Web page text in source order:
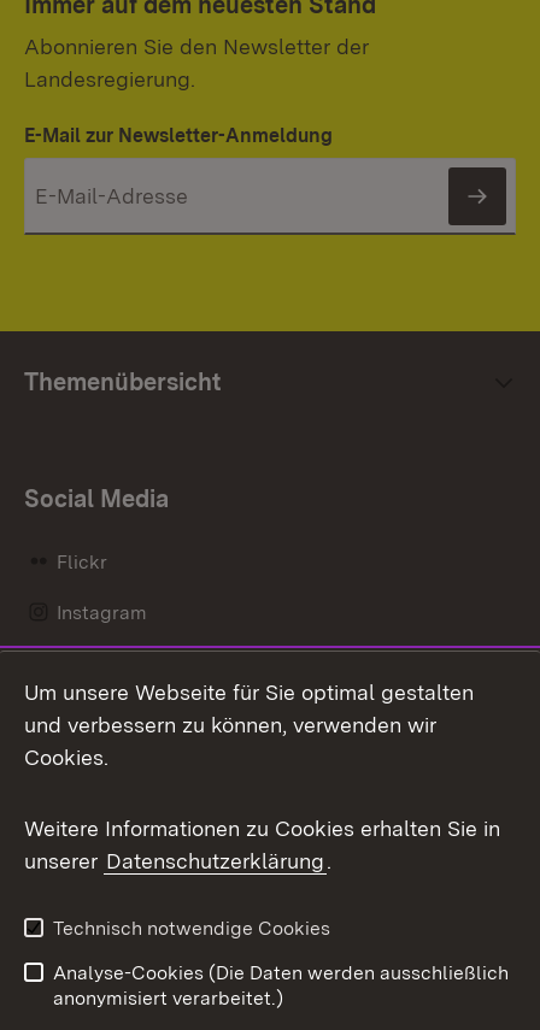
Abonnieren Sie den Newsletter der
Landesregierung.
E-Mail zur Newsletter-Anmeldung
Themenübersicht
Social Media
Flickr
Instagram
Mastodon
Messenger
Social Wall
X / Twitter
Youtube
Um unsere Webseite für Sie optimal gestalten
und verbessern zu können, verwenden wir
Cookies.
Weitere Informationen zu Cookies erhalten Sie in
unserer Datenschutzerklärung.
Technisch notwendige Cookies
Analyse-Cookies (Die Daten werden ausschließlich
anonymisiert verarbeitet.)